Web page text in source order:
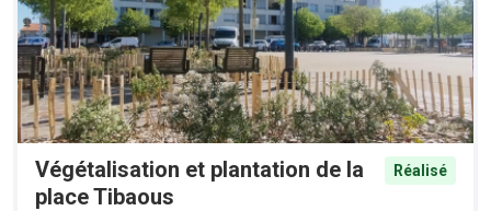
Végétalisation et plantation de la
place Tibaous
Réalisé